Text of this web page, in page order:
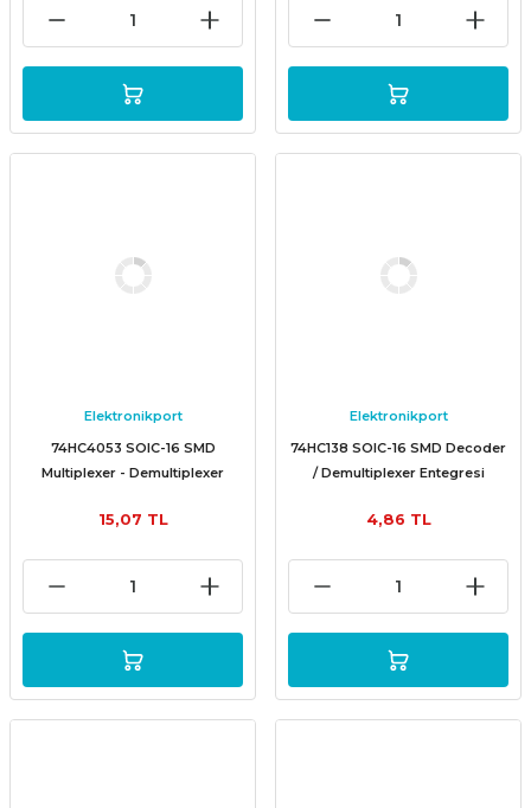
Elektronikport
74HC4053 SOIC-16 SMD
Multiplexer - Demultiplexer
15,07 TL
Elektronikport
74HC138 SOIC-16 SMD Decoder
/ Demultiplexer Entegresi
4,86 TL